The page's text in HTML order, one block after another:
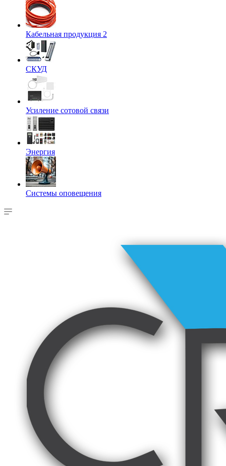
Кабельная продукция 2
СКУД
Усиление сотовой связи
Энергия
Системы оповещения